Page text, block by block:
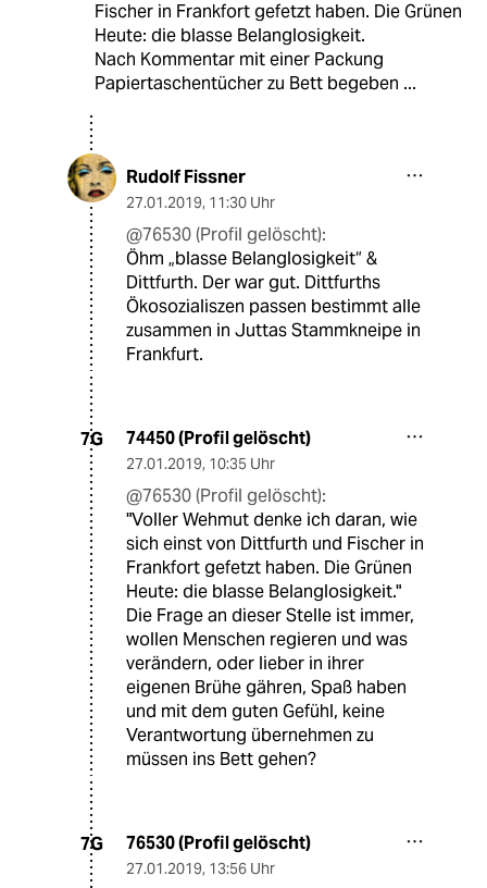
Fischer in Frankfort gefetzt haben. Die Grünen
Heute: die blasse Belanglosigkeit.
Nach Kommentar mit einer Packung
Papiertaschentücher zu Bett begeben ...
Rudolf Fissner
27.01.2019, 11:30 Uhr
@76530 (Profil gelöscht):
Öhm „blasse Belanglosigkeit“ &
Dittfurth. Der war gut. Dittfurths
Ökosozialiszen passen bestimmt alle
zusammen in Juttas Stammkneipe in
Frankfurt.
7G 74450 (Profil gelöscht)
27.01.2019, 10:35 Uhr
@76530 (Profil gelöscht):
"Voller Wehmut denke ich daran, wie
sich einst von Dittfurth und Fischer in
Frankfort gefetzt haben. Die Grünen
Heute: die blasse Belanglosigkeit."
Die Frage an dieser Stelle ist immer,
wollen Menschen regieren und was
verändern, oder lieber in ihrer
eigenen Brühe gähren, Spaß haben
und mit dem guten Gefühl, keine
Verantwortung übernehmen zu
müssen ins Bett gehen?
7G 76530 (Profil gelöscht)
27.01.2019, 13:56 Uhr